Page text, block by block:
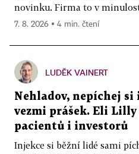
novinku. Firma to v
7. 8. 2026 ▪ 4 min. čtení
LUDĚK VAINERT
Nehladov, nepíchej
vezmi prášek. Eli Lilly
pacientů i investorů
Injekce si běžní lidé sami